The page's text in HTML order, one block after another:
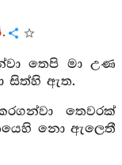
තෙපි මා උණ
සිත්හි ඇත.
තෙවරක්
නො ඇලෙතී